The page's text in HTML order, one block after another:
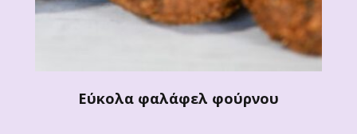
Εύκολα φαλάφελ φούρνου